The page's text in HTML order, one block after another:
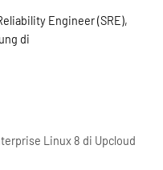
Engineer (SRE),
di
Linux 8 di Upcloud